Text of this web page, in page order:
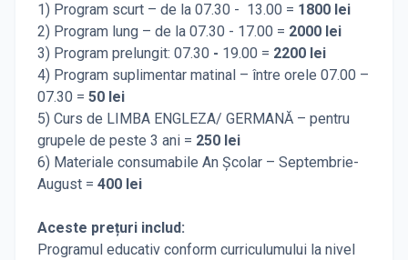
1) Program scurt – de la 07.30 - 13.00 = 1800 lei
2) Program lung – de la 07.30 - 17.00 = 2000 lei
3) Program prelungit: 07.30 - 19.00 = 2200 lei
4) Program suplimentar matinal – între orele 07.00 –
07.30 = 50 lei
5) Curs de LIMBA ENGLEZA/ GERMANĂ – pentru
grupele de peste 3 ani = 250 lei
6) Materiale consumabile An Școlar – Septembrie-
August = 400 lei
Aceste prețuri includ:
Programul educativ conform curriculumului la nivel